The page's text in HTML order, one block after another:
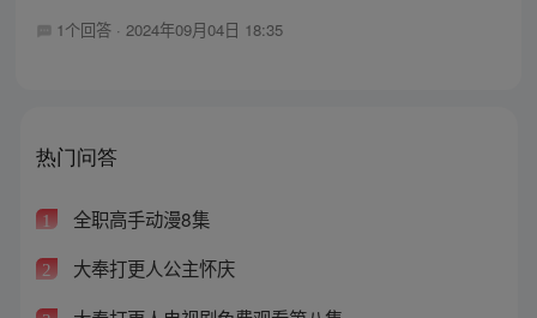
1个回答 · 2024年09月04日 18:35
热门问答
1 全职高手动漫8集
2 大奉打更人公主怀庆